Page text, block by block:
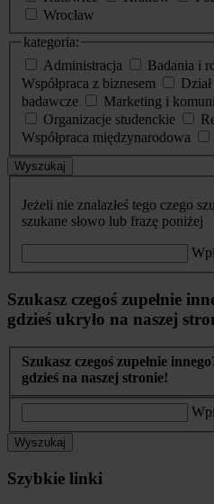
Wrocław
kategoria:
Administracja
Badania i
Współpraca z biznesem
badawcze
Marketing i
Organizacje studenckie
Współpraca międzynarodowa
Wyszukaj
Jeżeli nie znalazłeś tego czego
szukane słowo lub frazę poniżej
Szukasz czegoś zupełnie
gdzieś ukryło na naszej
Szukasz czegoś zupełnie
gdzieś na naszej stronie!
Wyszukaj
Szybkie linki